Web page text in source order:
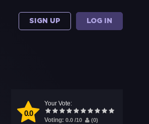
SIGN UP LOG IN
0.0
Your Vote:
Voting: 0.0 /10 (0)